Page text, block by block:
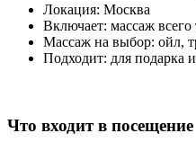
Локация: Москва
Включает: массаж
Массаж на выбор: ойл,
Подходит: для подарка
Что входит в посещение